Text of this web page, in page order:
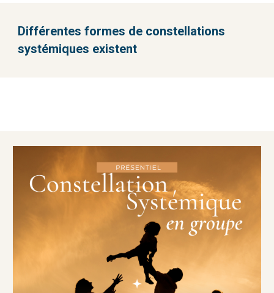
Différentes formes de constellations
systémiques existent